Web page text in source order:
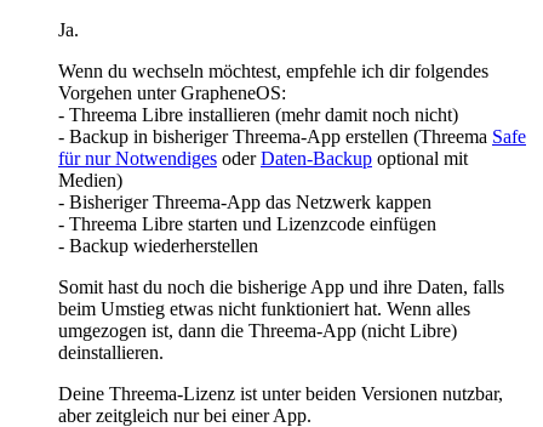
Ja.
Wenn du wechseln möchtest, empfehle ich dir folgendes
Vorgehen unter GrapheneOS:
- Threema Libre installieren (mehr damit noch nicht)
- Backup in bisheriger Threema-App erstellen (Threema Safe
für nur Notwendiges oderDaten-Backup optional mit
Medien)
- Bisheriger Threema-App das Netzwerk kappen
- Threema Libre starten und Lizenzcode einfügen
- Backup wiederherstellen
Somit hast du noch die bisherige App und ihre Daten, falls
beim Umstieg etwas nicht funktioniert hat. Wenn alles
umgezogen ist, dann die Threema-App (nicht Libre)
deinstallieren.
Deine Threema-Lizenz ist unter beiden Versionen nutzbar,
aber zeitgleich nur bei einer App.